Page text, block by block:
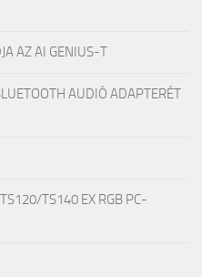
AZ AI GENIUS-T
AUDIÓ ADAPTERÉT
TS140 EX RGB PC-